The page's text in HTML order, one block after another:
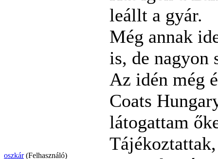
oszkár (Felhasználó)
leállt a gyár.
Még annak
is, de nagyon
Az idén még
Coats
látogattam